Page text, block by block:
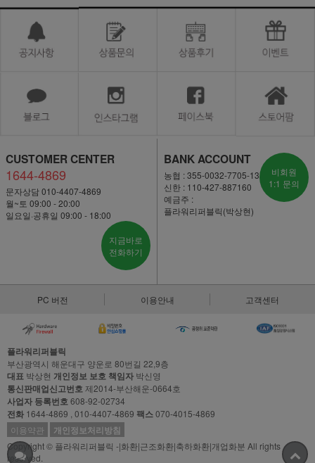
CUSTOMER CENTER
1644-4869
문자상담 010-4407-4869
월~토 09:00 - 20:00
일요일·공휴일 09:00 - 18:00
지금바로
전화하기
BANK ACCOUNT
농협 : 355-0032-7705-13
신한 : 110-427-887160
예금주 :
플라워리퍼블릭(박상현)
비회원
1:1 문의
PC 버전 이용안내 고객센터
플라워리퍼블릭
부산광역시 해운대구 양운로 80번길 22,9층
대표 박상현 개인정보 보호 책임자 박신영
통신판매업신고번호제2014-부산해운-0664호
사업자 등록번호608-92-02734
전화 1644-4869 , 010-4407-4869 팩스070-4015-4869
이용약관
개인정보처리방침
Copyright © 플라워리퍼블릭 -|화환|근조화환|축하화환|개업화분 All rights
reserved.